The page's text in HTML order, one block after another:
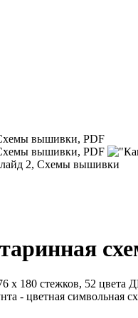
х 180 стежков, 52
- цветная символьная